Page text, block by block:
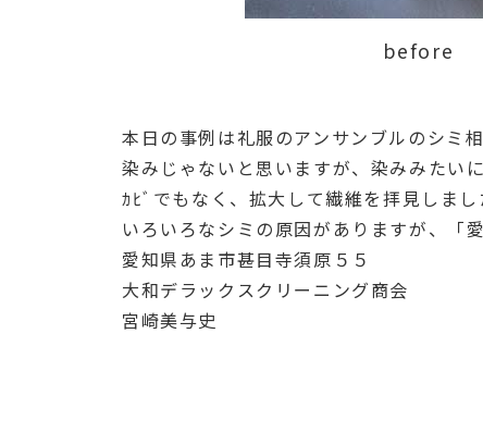
before
本日の事例は礼服のアンサンブルのシミ相
染みじゃないと思いますが、染みみたい
ｶﾋﾞでもなく、拡大して繊維を拝見しま
いろいろなシミの原因がありますが、「
愛知県あま市甚目寺須原５５
大和デラックスクリーニング商会
宮崎美与史